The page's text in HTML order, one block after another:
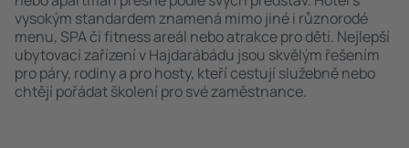
vysokým standardem znamená mimo jiné i různorodé
menu, SPA či fitness areál nebo atrakce pro děti. Nejlepší
ubytovací zařízení v Hajdarábádu jsou skvělým řešením
pro páry, rodiny a pro hosty, kteří cestují služebně nebo
chtějí pořádat školení pro své zaměstnance.